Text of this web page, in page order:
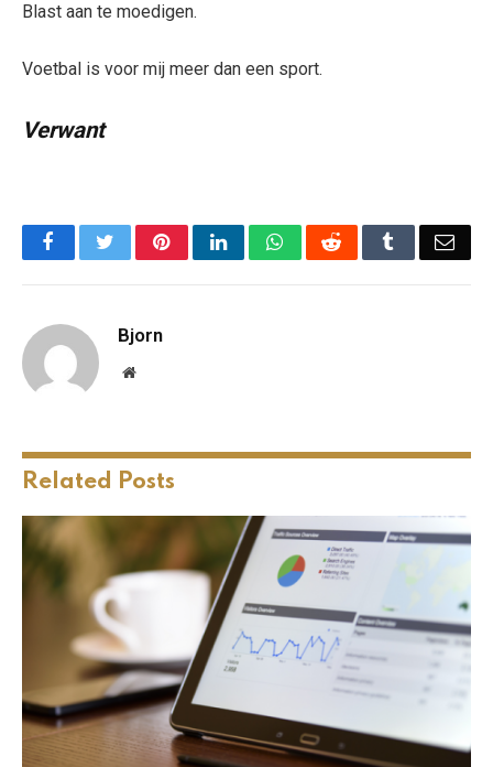
Blast aan te moedigen.
Voetbal is voor mij meer dan een sport.
Verwant
FacebookTwitterPinterestLinkedInWhatsAppReddit Tumblr
Bjorn
Website
Related Posts